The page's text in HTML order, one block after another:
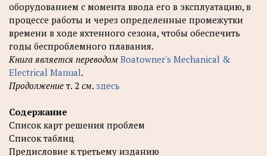
оборудованием с момента ввода его в эксплуатацию, в
процессе работы и через определенные промежутки
времени в ходе яхтенного сезона, чтобы обеспечить
годы беспроблемного плавания.
Книга является переводом Boatowner's Mechanical &
Electrical Manual.
Продолжение т. 2 см. здесь
Содержание
Список карт решения проблем
Список таблиц
Предисловие к третьему изданию